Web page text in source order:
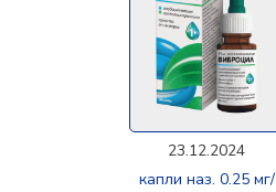
23.12.2024
капли наз. 0.25 мг/